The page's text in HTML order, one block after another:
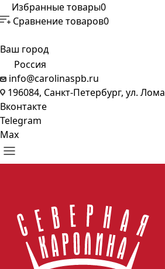
Избранные товары0
Сравнение товаров0
Ваш город
Россия
info@carolinaspb.ru
196084, Санкт-Петербург, ул.
Вконтакте
Telegram
Max